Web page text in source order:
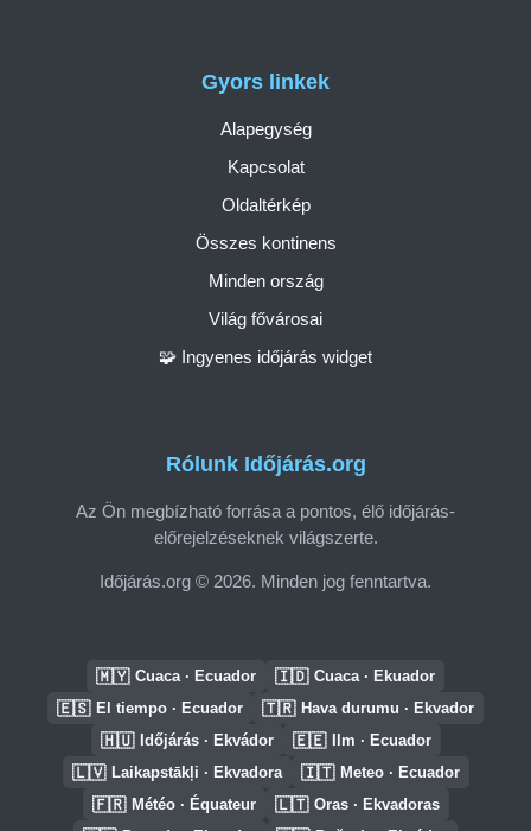
Rólunk Időjárás.org
Az Ön megbízható forrása a pontos, élő időjárás-
előrejelzéseknek világszerte.
Időjárás.org © 2026. Minden jog fenntartva.
Gyors linkek
Alapegység
Kapcsolat
Oldaltérkép
Összes kontinens
Minden ország
Világ fővárosai
🧩 Ingyenes időjárás widget
🇲🇾 Cuaca · Ecuador 🇮🇩 Cuaca · Ekuador
🇪🇸 El tiempo · Ecuador 🇹🇷 Hava durumu · Ekvador
🇭🇺 Időjárás · Ekvádor 🇪🇪 Ilm · Ecuador
🇱🇻 Laikapstākļi · Ekvadora 🇮🇹 Meteo · Ecuador
🇫🇷 Météo · Équateur 🇱🇹 Oras · Ekvadoras